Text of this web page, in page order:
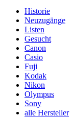
Historie
Neuzugänge
Listen
Gesucht
Canon
Casio
Fuji
Kodak
Nikon
Olympus
Sony
alle Hersteller